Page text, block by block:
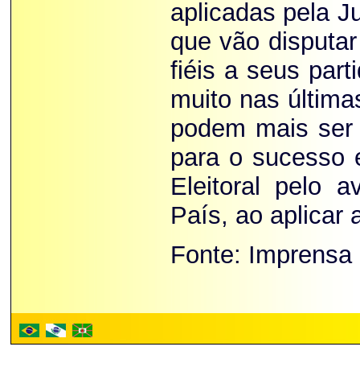
aplicadas pela
que vão
fiéis a seus
muito nas
podem mais
para o sucesso
Eleitoral pelo
País, ao aplicar
Fonte: Imprensa